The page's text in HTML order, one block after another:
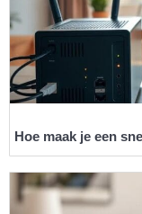
Hoe maak je een